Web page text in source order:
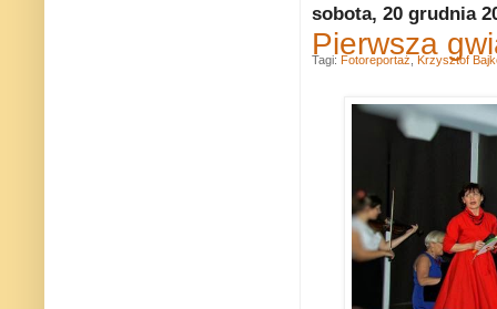
sobota, 20 grudnia
Pierwsza
Tagi: Fotoreportaż Krzysztof